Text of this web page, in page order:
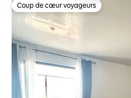
Coup de cœur voyageurs
Coup de cœur voyageurs